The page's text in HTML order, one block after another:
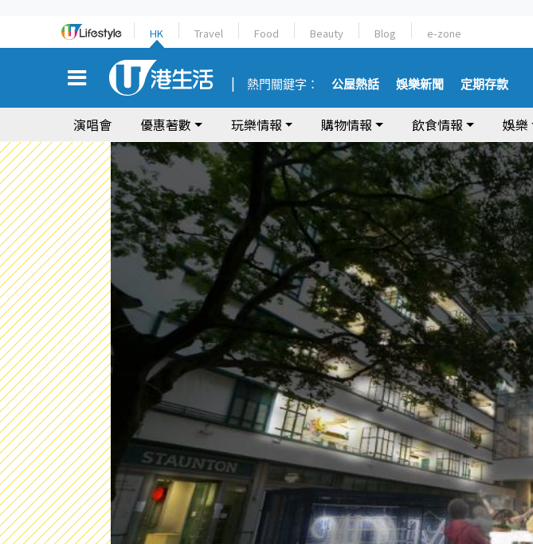
HK Travel Food Beauty Blog e-zone
熱門關鍵字： 公屋熱話 娛樂新聞 定期存款
演唱會 優惠著數 玩樂情報 購物情報 飲食情報 娛樂